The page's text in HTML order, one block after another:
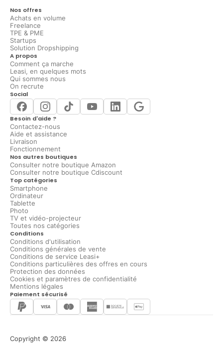
Nos offres
Achats en volume
Freelance
TPE & PME
Startups
Solution Dropshipping
A propos
Comment ça marche
Leasi, en quelques mots
Qui sommes nous
On recrute
Social
Besoin d'aide ?
Contactez-nous
Aide et assistance
Livraison
Fonctionnement
Nos autres boutiques
Consulter notre boutique Amazon
Consulter notre boutique Cdiscount
Top catégories
Smartphone
Ordinateur
Tablette
Photo
TV et vidéo-projecteur
Toutes nos catégories
Conditions
Conditions d'utilisation
Conditions générales de vente
Conditions de service Leasi+
Conditions particulières des offres en cours
Protection des données
Cookies et paramètres de confidentialité
Mentions légales
Paiement sécurisé
Copyright © 2026